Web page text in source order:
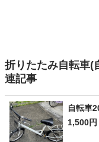
折りたたみ自転車(
連記事
自転車
1,500円